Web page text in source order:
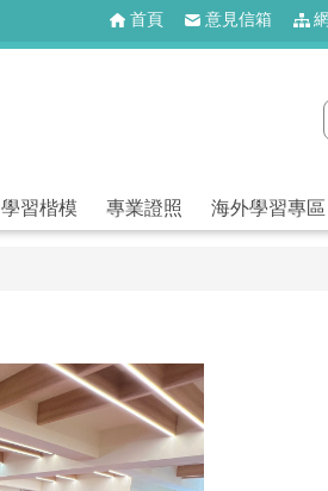
首頁 意見信箱
學習楷模 專業證照 海外學習專區